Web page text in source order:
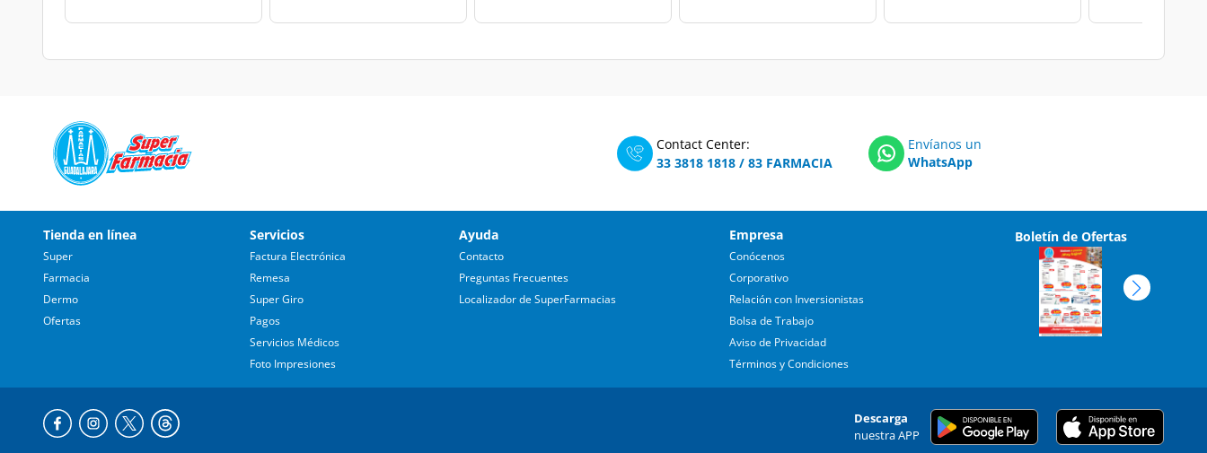
Contact Center:
33 3818 1818 / 83 FARMACIA
Envíanos un
WhatsApp
Tienda en línea
Super
Farmacia
Dermo
Ofertas
Servicios
Factura Electrónica
Remesa
Super Giro
Pagos
Servicios Médicos
Foto Impresiones
Ayuda
Contacto
Preguntas Frecuentes
Localizador de SuperFarmacias
Empresa
Conócenos
Corporativo
Relación con Inversionistas
Bolsa de Trabajo
Aviso de Privacidad
Términos y Condiciones
Boletín de Ofertas
Descarga
nuestra APP